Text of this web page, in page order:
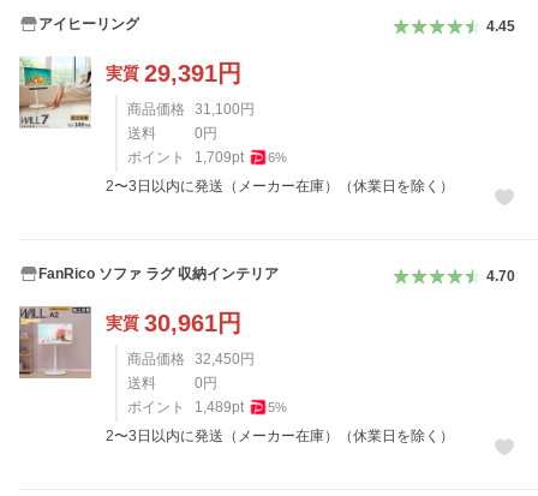
アイヒーリング 4.45
実質 29,391円
商品価格 31,100 円
送料
0 円
ポイント
1,709pt 6%
2〜3日以内に発送（メーカー在庫）（休業日を除く）
FanRico ソファ ラグ 収納インテリア 4.70
実質 30,961円
商品価格 32,450 円
送料
0 円
ポイント
1,489pt 5%
2〜3日以内に発送（メーカー在庫）（休業日を除く）